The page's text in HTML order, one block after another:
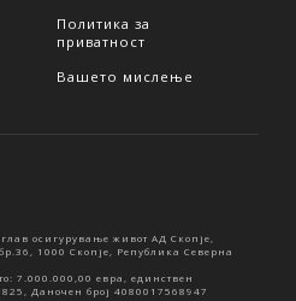
Политика за
приватност
Вашето мислење
осигурување живот АД Скопје,
1000 Скопје, Република Северна
7.000.000,00 евра, единствен
Даночен број 4080017568947